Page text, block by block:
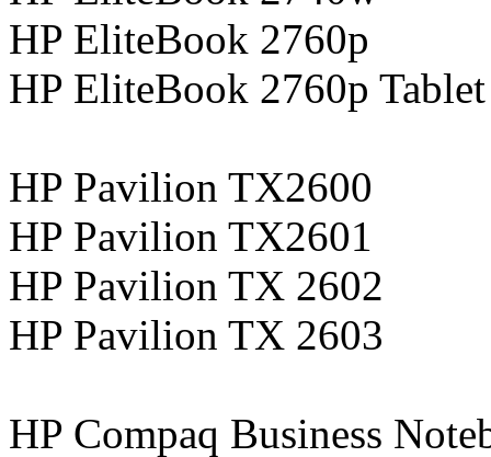
HP EliteBook 2760p
HP EliteBook 2760p
HP Pavilion TX2600
HP Pavilion TX2601
HP Pavilion TX 2602
HP Pavilion TX 2603
HP Compaq Business